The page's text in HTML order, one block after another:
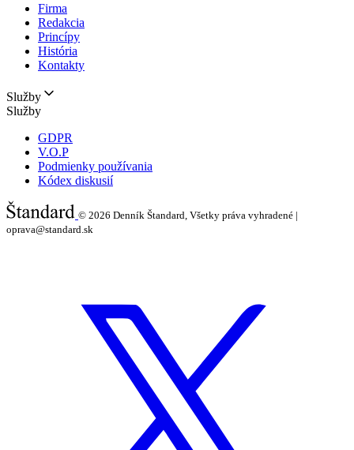
Firma
Redakcia
Princípy
História
Kontakty
Služby
Služby
GDPR
V.O.P
Podmienky používania
Kódex diskusií
© 2026 Denník Štandard, Všetky práva vyhradené |
oprava@standard.sk